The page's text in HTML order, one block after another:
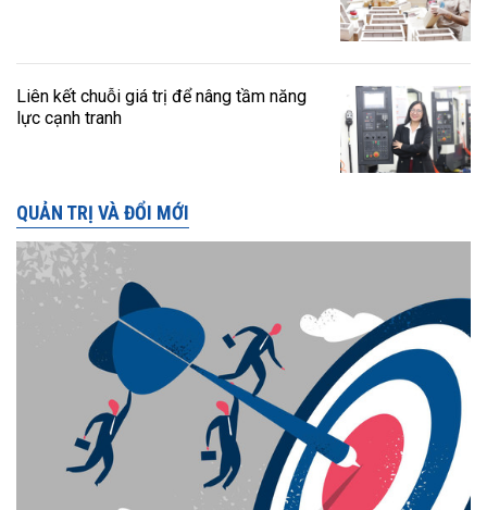
Liên kết chuỗi giá trị để nâng tầm năng
lực cạnh tranh
QUẢN TRỊ VÀ ĐỔI MỚI